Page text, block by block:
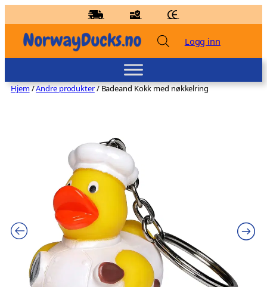
Badeand Skiløper – Kvakky Duck
kr159,00
til
innhold
Logg inn
Hjem/Andre produkter/ Badeand Kokk med nøkkelring